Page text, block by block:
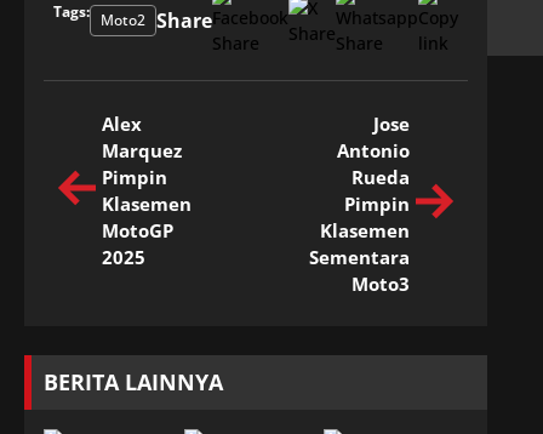
Tags: Moto2 Share
Alex
Marquez
Pimpin
Klasemen
MotoGP
2025
Jose
Antonio
Rueda
Pimpin
Klasemen
Sementara
Moto3
BERITA LAINNYA